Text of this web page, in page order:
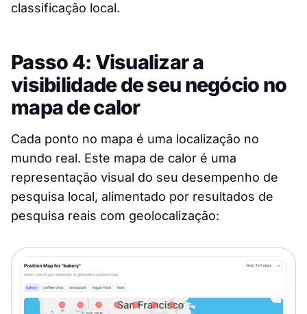
classificação local.
Passo 4: Visualizar a
visibilidade de seu negócio no
mapa de calor
Cada ponto no mapa é uma localização no
mundo real. Este mapa de calor é uma
representação visual do seu desempenho de
pesquisa local, alimentado por resultados de
pesquisa reais com geolocalização: